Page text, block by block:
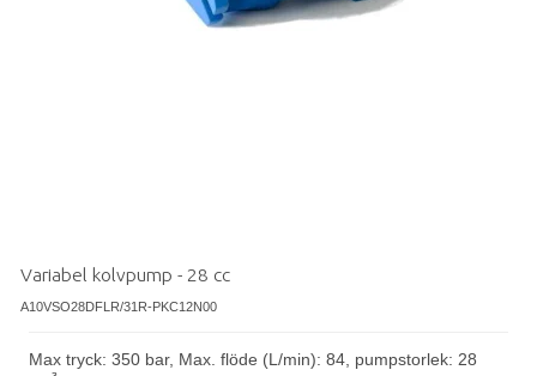
Variabel kolvpump - 28 cc
A10VSO28DFLR/31R-PKC12N00
Max tryck: 350 bar, Max. flöde (L/min): 84, pumpstorlek: 28